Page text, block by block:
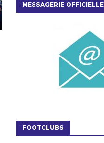
MESSAGERIE OFFICIELLE
FOOTCLUBS